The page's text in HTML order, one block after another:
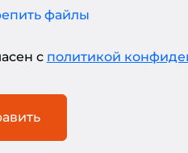
файлы
с политикой